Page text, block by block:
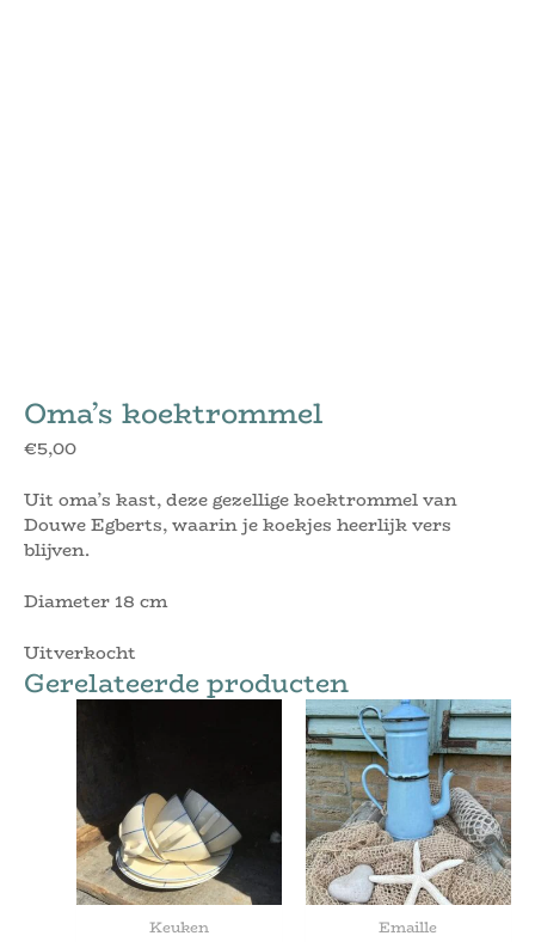
Oma’s koektrommel
€5,00
Uit oma’s kast, deze gezellige koektrommel van
Douwe Egberts, waarin je koekjes heerlijk vers
blijven.
Diameter 18 cm
Uitverkocht
Gerelateerde producten
Keuken Emaille